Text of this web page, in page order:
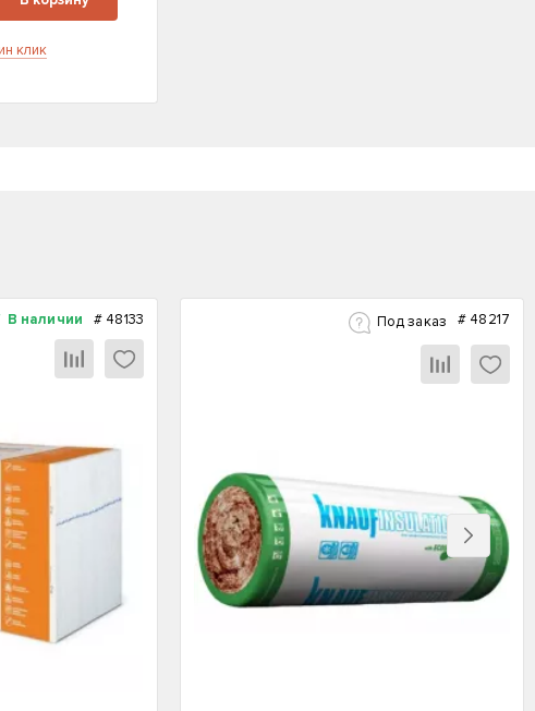
клик
В наличии # 48133 Под заказ # 48217
Вперед